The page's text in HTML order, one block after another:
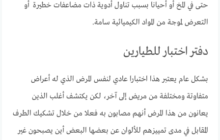
حتى في المخ أو أحيانا بسبب تناول أدوية ذات مضاعفات خطيرة أو
التعرض لموجة من المواد الكيميائية سامة.
دفتر اختبار للطيارين
بشكل عام يعتبر هذا اختبارا عادي لنفس المرض الذي له أعراض
متفاوتة ومختلفة من مريض إلى آخر، لكن يكتشف أغلب الذين
يعانون من هذا المرض أنهم مصابون به فعلا من خلال تشكيك الطرف
المقابل في مدى تمييزهم للألوان عن بعضها البعض أين يصبحون غير